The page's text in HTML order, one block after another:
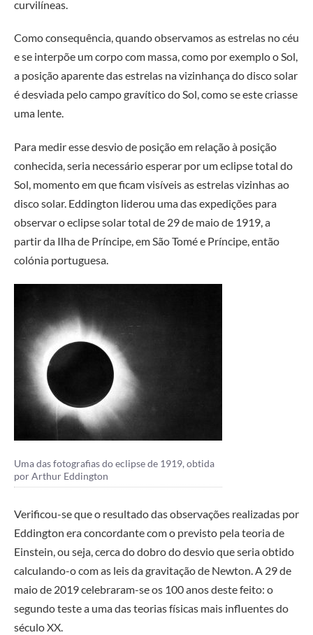
curvilíneas.
Como consequência, quando observamos as estrelas no céu
e se interpõe um corpo com massa, como por exemplo o Sol,
a posição aparente das estrelas na vizinhança do disco solar
é desviada pelo campo gravítico do Sol, como se este criasse
uma lente.
Para medir esse desvio de posição em relação à posição
conhecida, seria necessário esperar por um eclipse total do
Sol, momento em que ficam visíveis as estrelas vizinhas ao
disco solar. Eddington liderou uma das expedições para
observar o eclipse solar total de 29 de maio de 1919, a
partir da Ilha de Príncipe, em São Tomé e Príncipe, então
colónia portuguesa.
Uma das fotografias do eclipse de 1919, obtida
por Arthur Eddington
Verificou-se que o resultado das observações realizadas por
Eddington era concordante com o previsto pela teoria de
Einstein, ou seja, cerca do dobro do desvio que seria obtido
calculando-o com as leis da gravitação de Newton. A 29 de
maio de 2019 celebraram-se os 100 anos deste feito: o
segundo teste a uma das teorias físicas mais influentes do
século XX.